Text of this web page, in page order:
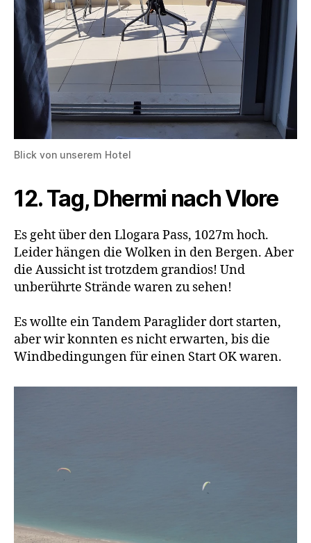
Blick von unserem Hotel
12. Tag, Dhermi nach Vlore
Es geht über den Llogara Pass, 1027m hoch.
Leider hängen die Wolken in den Bergen. Aber
die Aussicht ist trotzdem grandios! Und
unberührte Strände waren zu sehen!
Es wollte ein Tandem Paraglider dort starten,
aber wir konnten es nicht erwarten, bis die
Windbedingungen für einen Start OK waren.